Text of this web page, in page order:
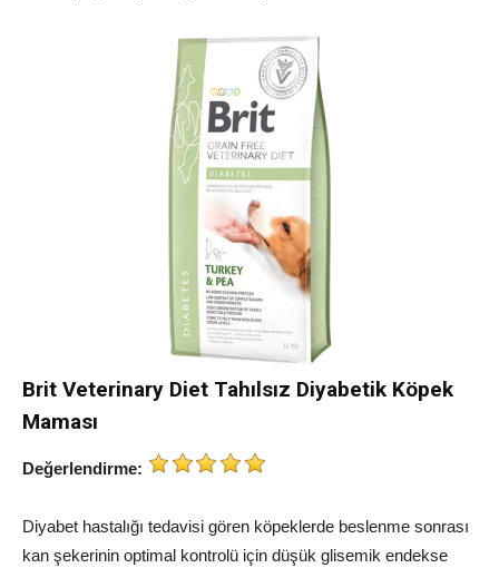
Brit Veterinary Diet Tahılsız Diyabetik Köpek
Maması
Değerlendirme:
Diyabet hastalığı tedavisi gören köpeklerde beslenme sonrası
kan şekerinin optimal kontrolü için düşük glisemik endekse